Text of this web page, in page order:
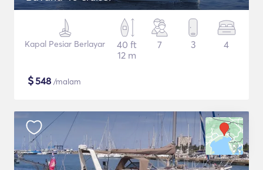
Kapal Pesiar Berlayar
40 ft
12 m
7 3 4
$548 /malam